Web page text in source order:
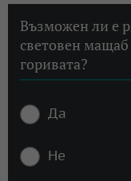
Възможен ли е
световен
горивата?
Да
Не